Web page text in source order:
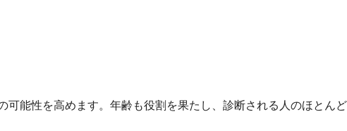
能性を高めます。年齢も役割を果たし、診断される人のほとんど